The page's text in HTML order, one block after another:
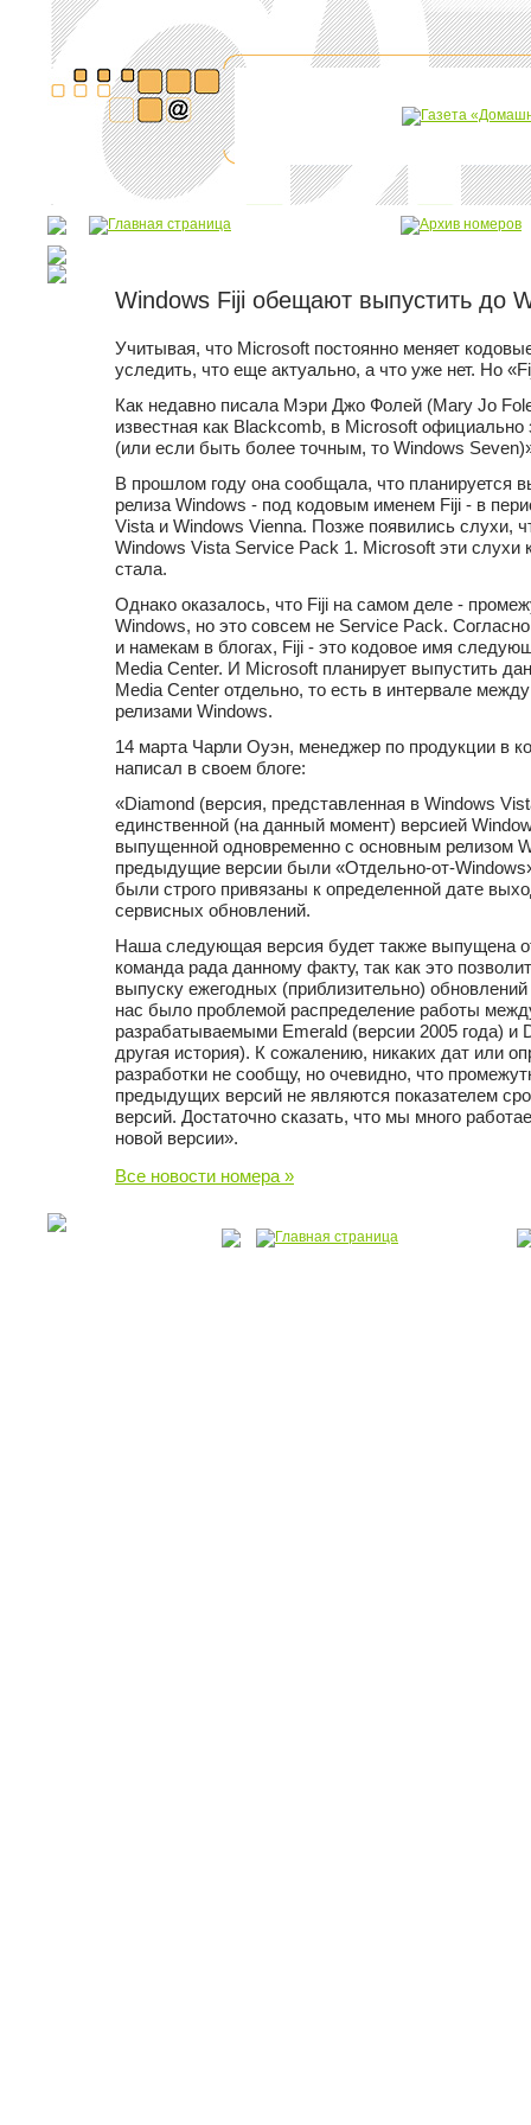
Windows Fiji обещают выпустить до
Учитывая, что Microsoft постоянно меняет
уследить, что еще актуально, а что уже нет. Но
Как недавно писала Мэри Джо Фолей (Mary Jo
известная как Blackcomb, в Microsoft официально
(или если быть более точным, то Windows
В прошлом году она сообщала, что планируется
релиза Windows - под кодовым именем Fiji - в
Vista и Windows Vienna. Позже появились слухи,
Windows Vista Service Pack 1. Microsoft эти слухи
стала.
Однако оказалось, что Fiji на самом деле -
Windows, но это совсем не Service Pack.
и намекам в блогах, Fiji - это кодовое имя
Media Center. И Microsoft планирует выпустить
Media Center отдельно, то есть в интервале
релизами Windows.
14 марта Чарли Оуэн, менеджер по продукции в
написал в своем блоге:
«Diamond (версия, представленная в Windows
единственной (на данный момент) версией
выпущенной одновременно с основным релизом
предыдущие версии были «Oтдeльнo-oт-
были строго привязаны к определенной дате
сервисных обновлений.
Наша следующая версия будет также выпущена
команда рада данному факту, так как это
выпуску ежегодных (приблизительно)
нас было проблемой распределение работы
разрабатываемыми Emerald (версии 2005 года) и
другая история). К сожалению, никаких дат или
разработки не сообщу, но очевидно, что
предыдущих версий не являются показателем
версий. Достаточно сказать, что мы много
новой версии».
Все новости номера »